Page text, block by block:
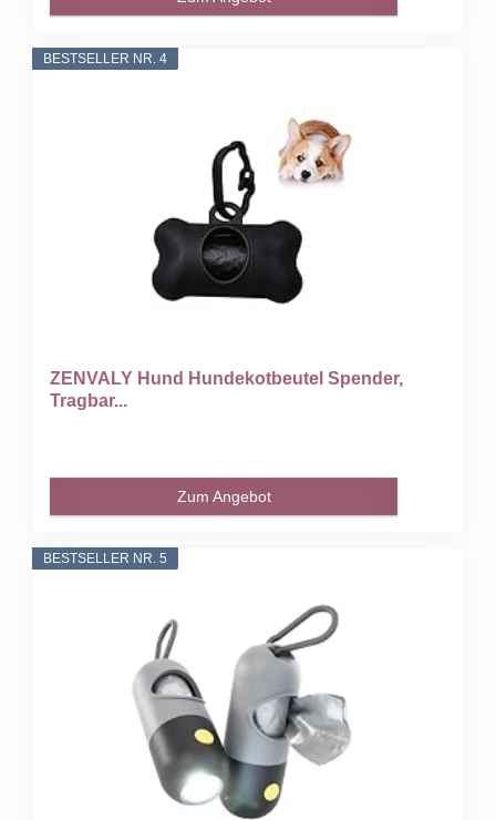
BESTSELLER NR. 4
ZENVALY Hund Hundekotbeutel Spender,
Tragbar...
Zum Angebot
BESTSELLER NR. 5